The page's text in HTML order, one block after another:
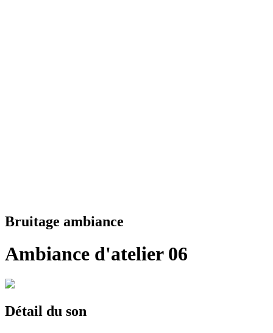
Bruitage ambiance
Ambiance d'atelier 06
Détail du son